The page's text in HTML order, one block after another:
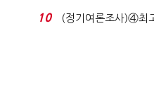
비 36% 증가...
10
(정기여론조사)④최